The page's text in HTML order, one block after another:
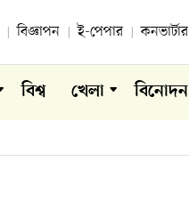
বিজ্ঞাপন ই-পেপার কনভার্টার
বিশ্ব খেলা বিনোদন